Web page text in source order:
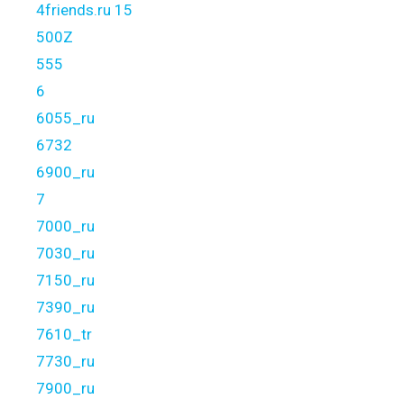
4friends.ru 15
500Z
555
6
6055_ru
6732
6900_ru
7
7000_ru
7030_ru
7150_ru
7390_ru
7610_tr
7730_ru
7900_ru